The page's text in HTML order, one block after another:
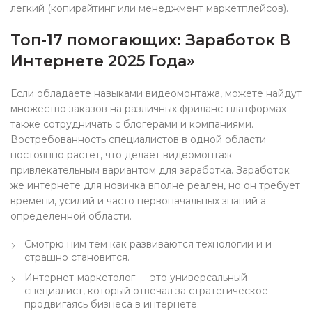
легкий (копирайтинг или менеджмент маркетплейсов).
Топ-17 помогающих: Заработок В
Интернете 2025 Года»
Если обладаете навыками видеомонтажа, можете найдут
множество заказов на различных фриланс-платформах
также сотрудничать с блогерами и компаниями.
Востребованность специалистов в одной области
постоянно растет, что делает видеомонтаж
привлекательным вариантом для заработка. Заработок
же интернете для новичка вполне реален, но он требует
времени, усилий и часто первоначальных знаний а
определенной области.
Смотрю ним тем как развиваются технологии и и
страшно становится.
Интернет-маркетолог — это универсальный
специалист, который отвечал за стратегическое
продвигаясь бизнеса в интернете.